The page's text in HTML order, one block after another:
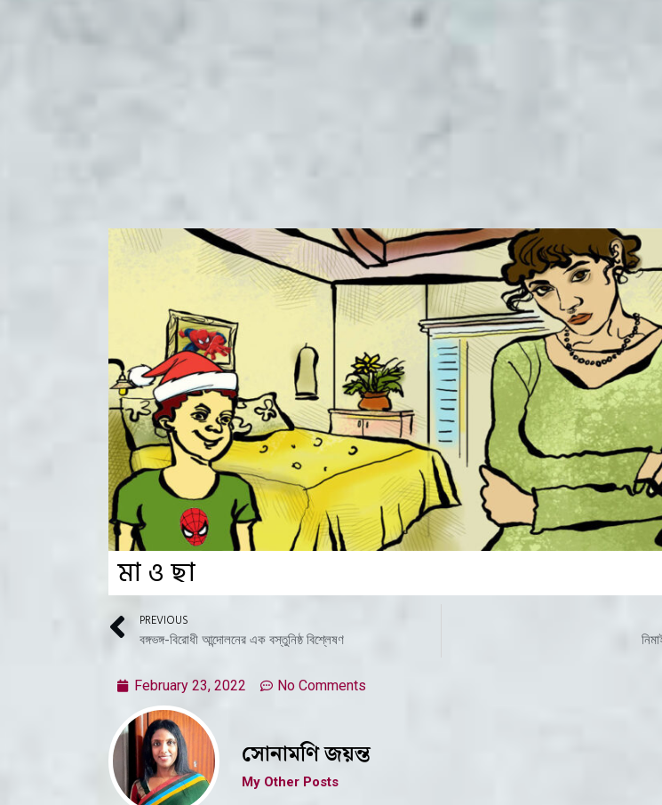
মা ও ছা
PREVIOUS
বঙ্গভঙ্গ-বিরোধী আন্দোলনের এক বস্তুনিষ্ঠ বিশ্লেষণ
February 23, 2022 No Comments
সোনামণি জয়ন্ত
My Other Posts